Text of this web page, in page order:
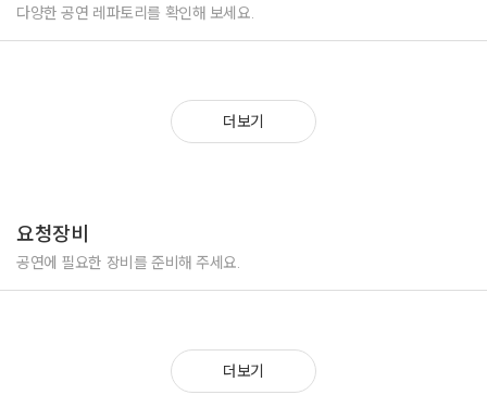
다양한 공연 레파토리를 확인해 보세요.
더보기
요청장비
공연에 필요한 장비를 준비해 주세요.
더보기